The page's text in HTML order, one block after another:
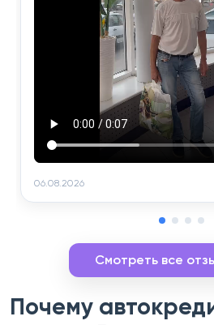
06.08.2026
Смотреть все
Почему